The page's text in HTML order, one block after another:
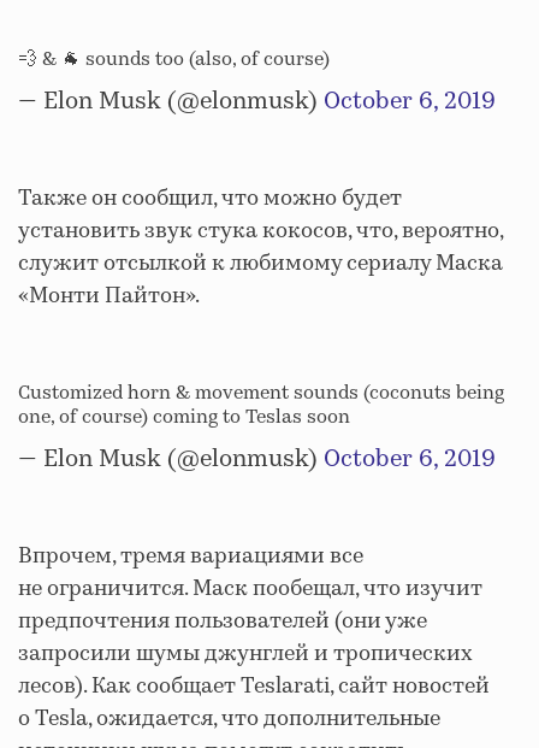
💨 & 🐐 sounds too (also, of course)
— Elon Musk (@elonmusk) October 6, 2019
Также он сообщил, что можно будет
установить звук стука кокосов, что, вероятно,
служит отсылкой к любимому сериалу Маска
«Монти Пайтон».
Customized horn & movement sounds (coconuts being
one, of course) coming to Teslas soon
— Elon Musk (@elonmusk) October 6, 2019
Впрочем, тремя вариациями все
не ограничится. Маск пообещал, что изучит
предпочтения пользователей (они уже
запросили шумы джунглей и тропических
лесов). Как сообщает Teslarati, сайт новостей
о Tesla, ожидается, что дополнительные